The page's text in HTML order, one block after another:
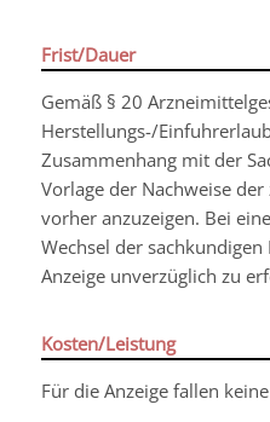
Frist/Dauer
Gemäß § 20
Herstellungs-/
Zusammenhang mit der
Vorlage der Nachweise
vorher anzuzeigen. Bei
Wechsel der
Anzeige unverzüglich zu
Kosten/Leistung
Für die Anzeige fallen